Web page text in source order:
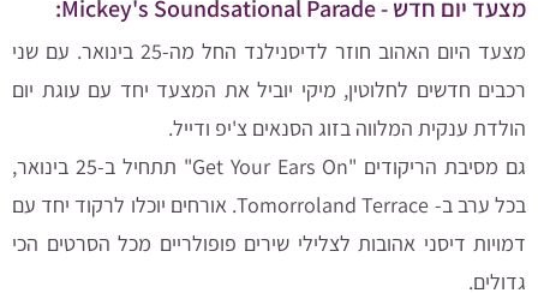
מצעד יום חדש - Mickey's Soundsational Parade:
מצעד היום האהוב חוזר לדיסנילנד החל מה-25 בינואר. עם שני
רכבים חדשים לחלוטין, מיקי יוביל את המצעד יחד עם עוגת יום
הולדת ענקית המלווה בזוג הסנאים צ'יפ ודייל.
גם מסיבת הריקודים "Get Your Ears On" תתחיל ב-25 בינואר,
בכל ערב ב- Tomorroland Terrace. אורחים יוכלו לרקוד יחד עם
דמויות דיסני אהובות לצלילי שירים פופולריים מכל הסרטים הכי
גדולים.